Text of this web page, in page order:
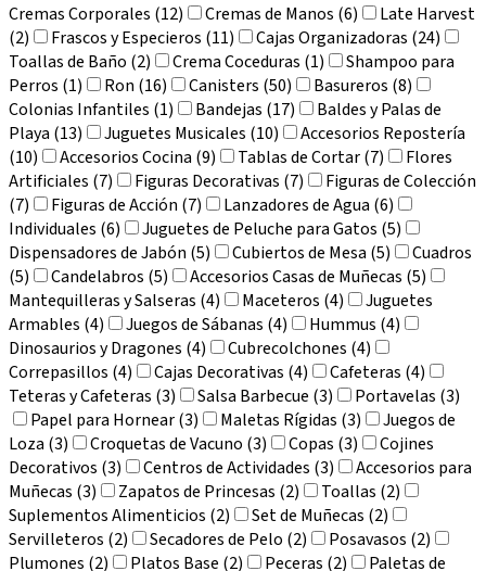
Cremas Corporales (12)
Cremas de Manos (6)
Late Harvest
(2)
Frascos y Especieros (11)
Cajas Organizadoras (24)
Toallas de Baño (2)
Crema Coceduras (1)
Shampoo para
Perros (1)
Ron (16) Canisters (50)
Basureros (8)
Colonias Infantiles (1)
Bandejas (17)
Baldes y Palas de
Playa (13)
Juguetes Musicales (10)
Accesorios Repostería
(10)
Accesorios Cocina (9) Tablas de Cortar (7)
Flores
Artificiales (7)
Figuras Decorativas (7)
Figuras de Colección
(7)
Figuras de Acción (7)
Lanzadores de Agua (6)
Individuales (6)
Juguetes de Peluche para Gatos (5)
Dispensadores de Jabón (5)
Cubiertos de Mesa (5)
Cuadros
(5)
Candelabros (5)
Accesorios Casas de Muñecas (5)
Mantequilleras y Salseras (4)
Maceteros (4)
Juguetes
Armables (4)
Juegos de Sábanas (4)
Hummus (4)
Dinosaurios y Dragones (4)
Cubrecolchones (4)
Correpasillos (4)
Cajas Decorativas (4)
Cafeteras (4)
Teteras y Cafeteras (3)
Salsa Barbecue (3)
Portavelas (3)
Papel para Hornear (3)
Maletas Rígidas (3)
Juegos de
Loza (3)
Croquetas de Vacuno (3) Copas (3)
Cojines
Decorativos (3)
Centros de Actividades (3)
Accesorios para
Muñecas (3)
Zapatos de Princesas (2)
Toallas (2)
Suplementos Alimenticios (2)
Set de Muñecas (2)
Servilleteros (2)
Secadores de Pelo (2)
Posavasos (2)
Plumones (2)
Platos Base (2) Peceras (2)
Paletas de